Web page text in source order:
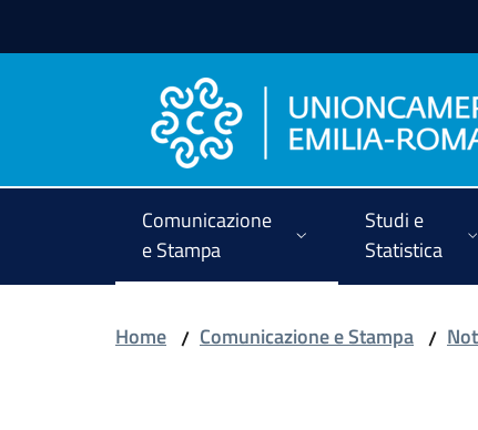
Comunicazione
e Stampa
Studi e
Statistica
Home / Comunicazione e Stampa /